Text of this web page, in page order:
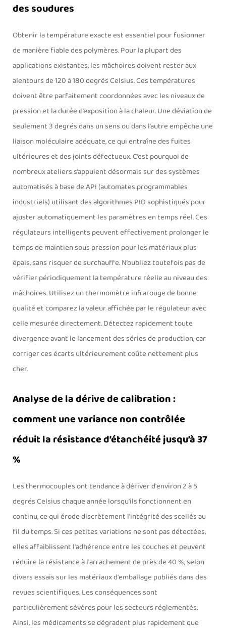
des soudures
Obtenir la température exacte est essentiel pour fusionner
de manière fiable des polymères. Pour la plupart des
applications existantes, les mâchoires doivent rester aux
alentours de 120 à 180 degrés Celsius. Ces températures
doivent être parfaitement coordonnées avec les niveaux de
pression et la durée d’exposition à la chaleur. Une déviation de
seulement 3 degrés dans un sens ou dans l’autre empêche une
liaison moléculaire adéquate, ce qui entraîne des fuites
ultérieures et des joints défectueux. C’est pourquoi de
nombreux ateliers s’appuient désormais sur des systèmes
automatisés à base de API (automates programmables
industriels) utilisant des algorithmes PID sophistiqués pour
ajuster automatiquement les paramètres en temps réel. Ces
régulateurs intelligents peuvent effectivement prolonger le
temps de maintien sous pression pour les matériaux plus
épais, sans risquer de surchauffe. N’oubliez toutefois pas de
vérifier périodiquement la température réelle au niveau des
mâchoires. Utilisez un thermomètre infrarouge de bonne
qualité et comparez la valeur affichée par le régulateur avec
celle mesurée directement. Détectez rapidement toute
divergence avant le lancement des séries de production, car
corriger ces écarts ultérieurement coûte nettement plus
cher.
Analyse de la dérive de calibration :
comment une variance non contrôlée
réduit la résistance d’étanchéité jusqu’à 37
%
Les thermocouples ont tendance à dériver d'environ 2 à 5
degrés Celsius chaque année lorsqu'ils fonctionnent en
continu, ce qui érode discrètement l'intégrité des scellés au
fil du temps. Si ces petites variations ne sont pas détectées,
elles affaiblissent l'adhérence entre les couches et peuvent
réduire la résistance à l'arrachement de près de 40 %, selon
divers essais sur les matériaux d'emballage publiés dans des
revues scientifiques. Les conséquences sont
particulièrement sévères pour les secteurs réglementés.
Ainsi, les médicaments se dégradent plus rapidement que